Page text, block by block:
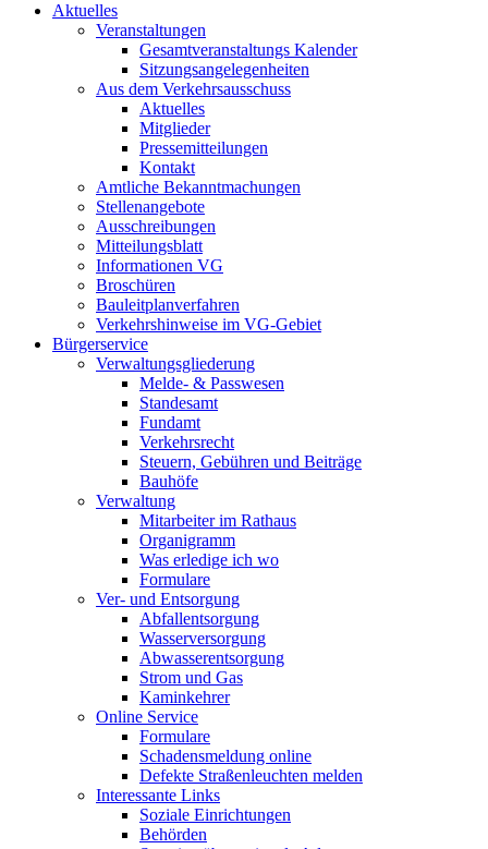
Aktuelles
Veranstaltungen
Gesamtveranstaltungs Kalender
Sitzungsangelegenheiten
Aus dem Verkehrsausschuss
Aktuelles
Mitglieder
Pressemitteilungen
Kontakt
Amtliche Bekanntmachungen
Stellenangebote
Ausschreibungen
Mitteilungsblatt
Informationen VG
Broschüren
Bauleitplanverfahren
Verkehrshinweise im VG-Gebiet
Bürgerservice
Verwaltungsgliederung
Melde- & Passwesen
Standesamt
Fundamt
Verkehrsrecht
Steuern, Gebühren und Beiträge
Bauhöfe
Verwaltung
Mitarbeiter im Rathaus
Organigramm
Was erledige ich wo
Formulare
Ver- und Entsorgung
Abfallentsorgung
Wasserversorgung
Abwasserentsorgung
Strom und Gas
Kaminkehrer
Online Service
Formulare
Schadensmeldung online
Defekte Straßenleuchten melden
Interessante Links
Soziale Einrichtungen
Behörden